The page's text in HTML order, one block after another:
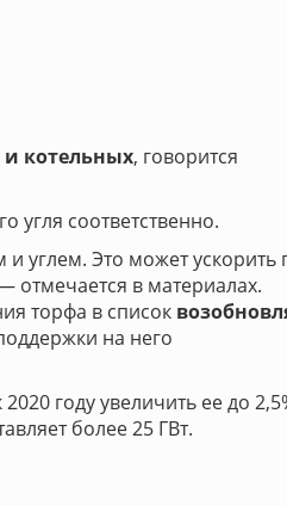
котельных, говорится
угля соответственно.
углем. Это может ускорить
отмечается в материалах.
торфа в список
на него
году увеличить ее до
более 25 ГВт.